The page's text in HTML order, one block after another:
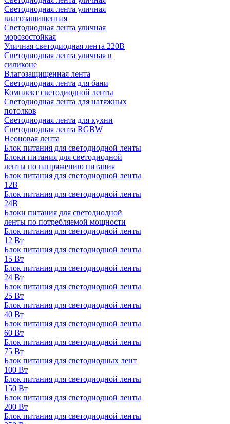
Светодиодная лента уличная
влагозащищенная
Светодиодная лента уличная
морозостойкая
Уличная светодиодная лента 220В
Светодиодная лента уличная в
силиконе
Влагозащищенная лента
Светодиодная лента для бани
Комплект светодиодной ленты
Светодиодная лента для натяжных
потолков
Светодиодная лента для кухни
Светодиодная лента RGBW
Неоновая лента
Блок питания для светодиодной ленты
Блоки питания для светодиодной
ленты по напряжению питания
Блок питания для светодиодной ленты
12В
Блок питания для светодиодной ленты
24В
Блоки питания для светодиодной
ленты по потребляемой мощности
Блок питания для светодиодной ленты
12 Вт
Блок питания для светодиодной ленты
15 Вт
Блок питания для светодиодной ленты
24 Вт
Блок питания для светодиодной ленты
25 Вт
Блок питания для светодиодной ленты
40 Вт
Блок питания для светодиодной ленты
60 Вт
Блок питания для светодиодной ленты
75 Вт
Блок питания для светодиодных лент
100 Вт
Блок питания для светодиодной ленты
150 Вт
Блок питания для светодиодной ленты
200 Вт
Блок питания для светодиодной ленты